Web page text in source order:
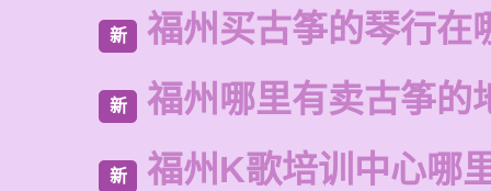
新 福州买古筝的琴行在
新 福州哪里有卖古筝的
新 福州K歌培训中心哪